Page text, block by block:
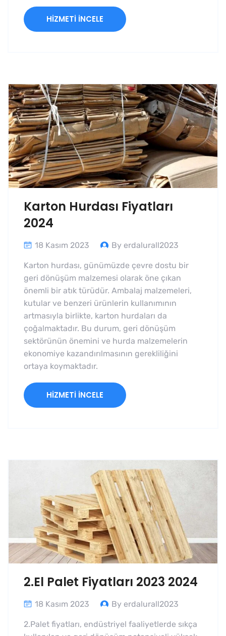
HIZMETI İNCELE
Karton Hurdası Fiyatları
2024
18 Kasım 2023 By erdalurall2023
Karton hurdası, günümüzde çevre dostu bir
geri dönüşüm malzemesi olarak öne çıkan
önemli bir atık türüdür. Ambalaj malzemeleri,
kutular ve benzeri ürünlerin kullanımının
artmasıyla birlikte, karton hurdaları da
çoğalmaktadır. Bu durum, geri dönüşüm
sektörünün önemini ve hurda malzemelerin
ekonomiye kazandırılmasının gerekliliğini
ortaya koymaktadır.
HIZMETI İNCELE
2.El Palet Fiyatları 2023 2024
18 Kasım 2023 By erdalurall2023
2.Palet fiyatları, endüstriyel faaliyetlerde sıkça